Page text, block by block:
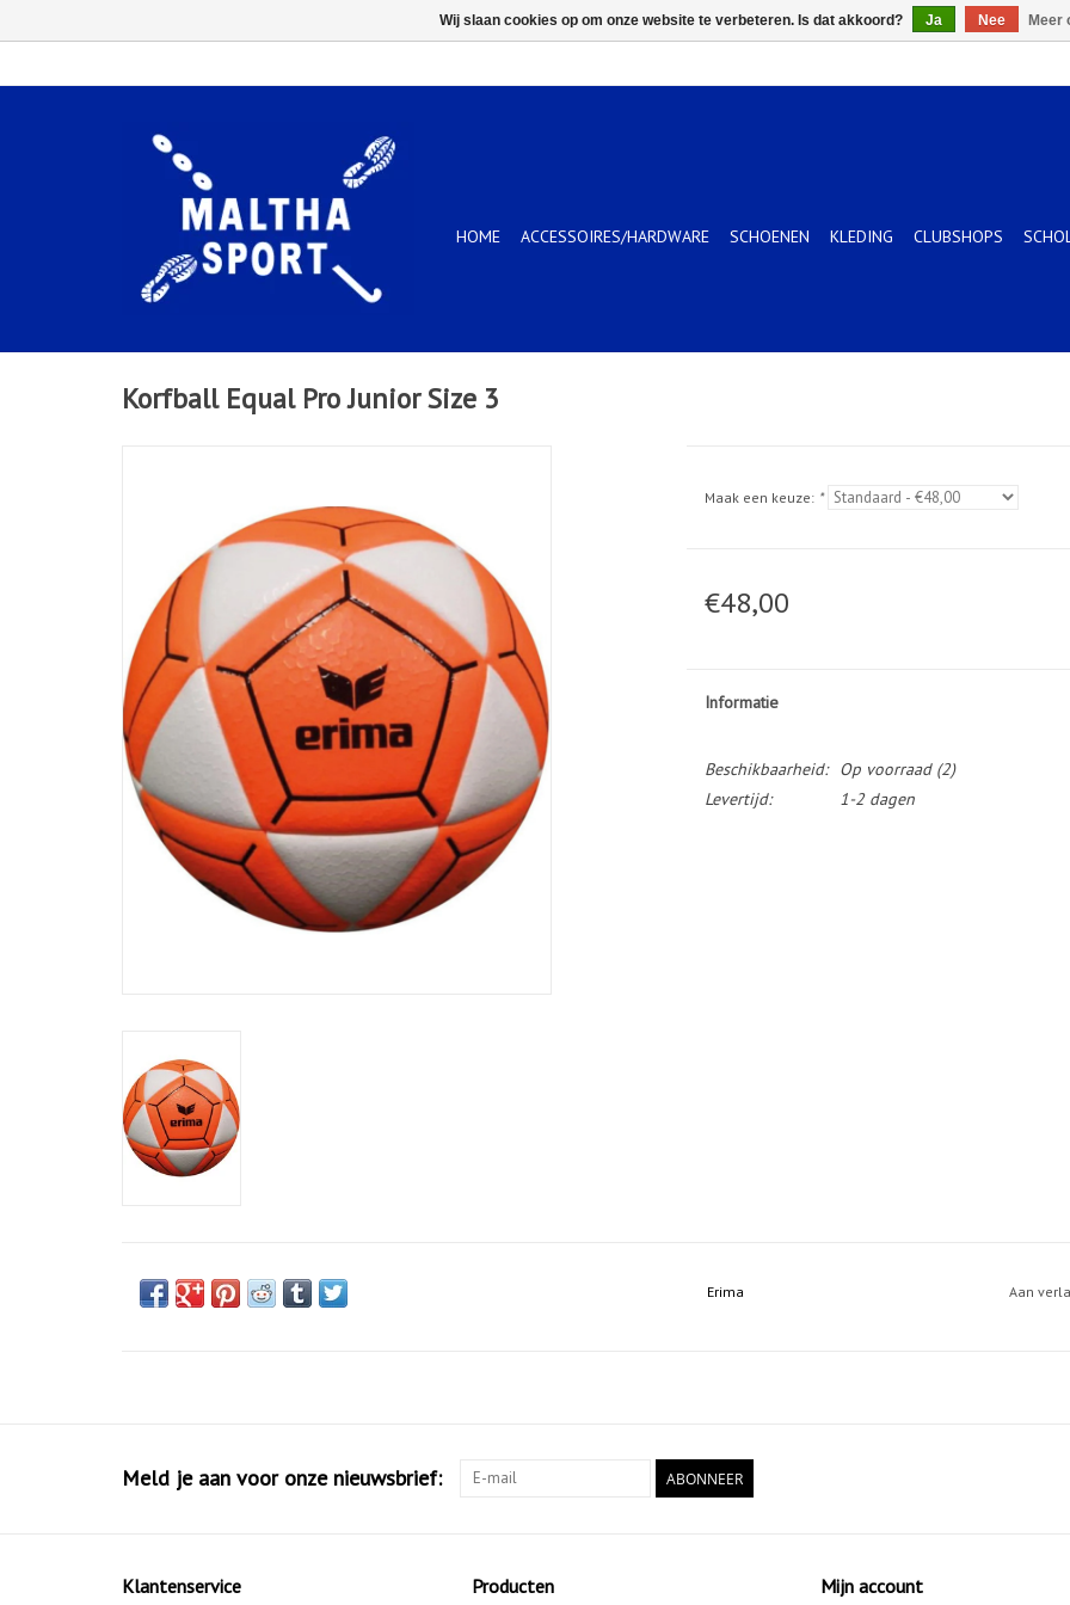
HOME ACCESSOIRES/HARDWARE SCHOENEN KLEDING CLUBSHOPS
Korfball Equal Pro Junior Size 3
Maak een keuze: *
€48,00
Informatie
Beschikbaarheid: Op voorraad(2)
Levertijd:
1-2 dagen
Erima Aan
Meld je aan voor onze nieuwsbrief: ABONNEER
Klantenservice Producten Mijn account
Wij slaan cookies op om onze website te verbeteren. Is dat akkoord? Ja Nee Meer